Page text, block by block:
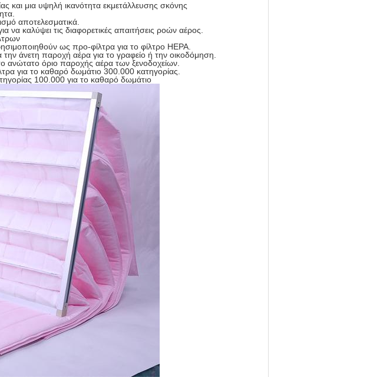
και μια υψηλή ικανότητα εκμετάλλευσης σκόνης
αποτελεσματικά.
καλύψει τις διαφορετικές απαιτήσεις ροών αέρος.
ως προ-φίλτρα για το φίλτρο HEPA.
την άνετη παροχή αέρα για το γραφείο ή την οικοδόμηση.
ανώτατο όριο παροχής αέρα των ξενοδοχείων.
για το καθαρό δωμάτιο 300.000 κατηγορίας.
100.000 για το καθαρό δωμάτιο